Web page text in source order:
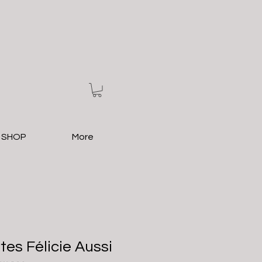
More
Félicie Aussi